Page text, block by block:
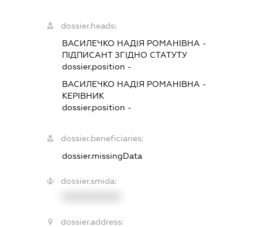
dossier.heads:
ВАСИЛЕЧКО НАДІЯ РОМАНІВНА -
ПІДПИСАНТЗГІДНО СТАТУТУ
dossier.position -
ВАСИЛЕЧКО НАДІЯ РОМАНІВНА -
КЕРІВНИК
dossier.position -
dossier.beneficiaries:
dossier.missingData
dossier.smida:
dossier.address: